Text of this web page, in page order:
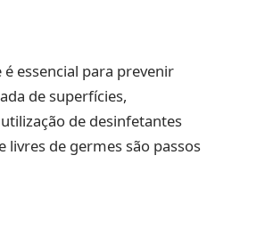
essencial para prevenir
de superfícies,
de desinfetantes
livres de germes são passos